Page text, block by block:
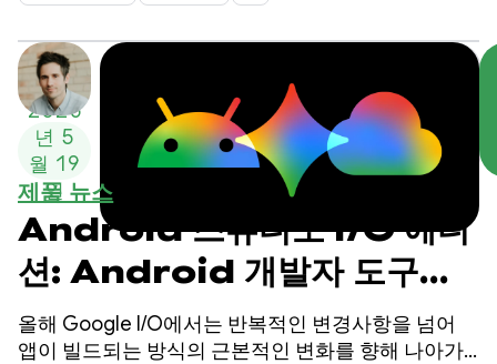
연했습니다.
2026
년 5
월 19
일
제품 뉴스
Android 스튜디오 I/O 에디
션: Android 개발자 도구의
새로운 기능
올해 Google I/O에서는 반복적인 변경사항을 넘어
앱이 빌드되는 방식의 근본적인 변화를 향해 나아가